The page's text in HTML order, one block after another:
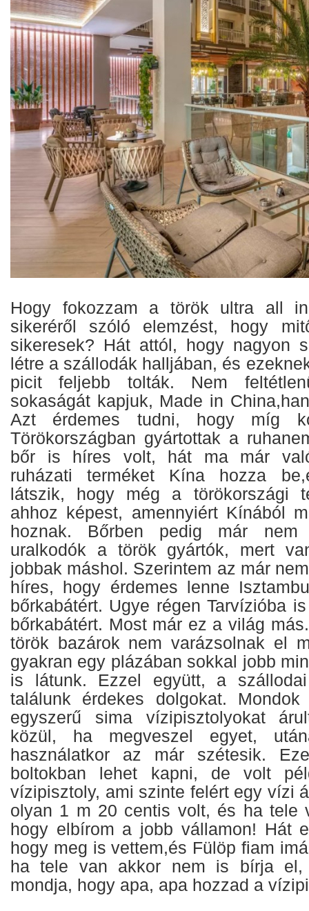
Hogy fokozzam a török ultra all
sikeréről szóló elemzést, hogy
sikeresek? Hát attól, hogy nagyon
létre a szállodák halljában, és
picit feljebb tolták. Nem
sokaságát kapjuk, Made in
Azt érdemes tudni, hogy míg
Törökországban gyártottak a
bőr is híres volt, hát ma már
ruházati terméket Kína hozza
látszik, hogy még a törökországi
ahhoz képest, amennyiért Kínából
hoznak. Bőrben pedig már nem
uralkodók a török gyártók, mert
jobbak máshol. Szerintem az már
híres, hogy érdemes lenne
bőrkabátért. Ugye régen Tarvízióba
bőrkabátért. Most már ez a világ
török bazárok nem varázsolnak el
gyakran egy plázában sokkal jobb
is látunk. Ezzel együtt, a
találunk érdekes dolgokat.
egyszerű sima vízipisztolyokat
közül, ha megveszel egyet,
használatkor az már szétesik.
boltokban lehet kapni, de volt
vízipisztoly, ami szinte felért egy vízi
olyan 1 m 20 centis volt, és ha tele
hogy elbírom a jobb vállamon! Hát
hogy meg is vettem,és Fülöp fiam
ha tele van akkor nem is bírja el,
mondja, hogy apa, apa hozzad a